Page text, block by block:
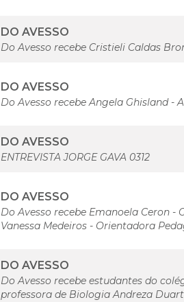
DO AVESSO
Do Avesso recebe Cristieli Caldas
DO AVESSO
Do Avesso recebe Angela Ghisland -
DO AVESSO
ENTREVISTA JORGE GAVA 0312
DO AVESSO
Do Avesso recebe Emanoela Ceron
Vanessa Medeiros - Orientadora
DO AVESSO
Do Avesso recebe estudantes do
professora de Biologia Andreza